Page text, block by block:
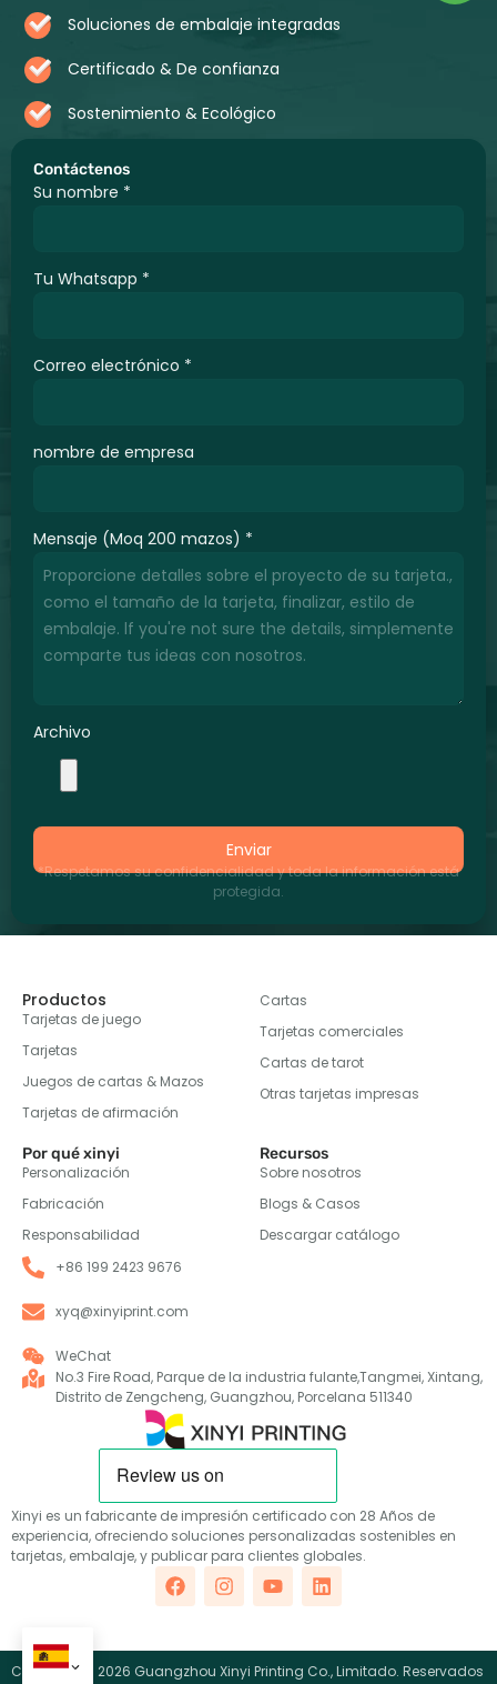
Contáctenos
Su nombre *
Tu Whatsapp *
Correo electrónico *
nombre de empresa
Mensaje (Moq 200 mazos) *
Archivo
Enviar
*Respetamos su confidencialidad y toda la información está
protegida.
Soluciones de embalaje integradas
Certificado & De confianza
Sostenimiento & Ecológico
Xinyi es un fabricante de impresión certificado con 28 Años de
experiencia, ofreciendo soluciones personalizadas sostenibles en
tarjetas, embalaje, y publicar para clientes globales.
Productos
Tarjetas de juego
Tarjetas
Juegos de cartas & Mazos
Tarjetas de afirmación
Cartas
Tarjetas comerciales
Cartas de tarot
Otras tarjetas impresas
Por qué xinyi
Personalización
Fabricación
Responsabilidad
Recursos
Sobre nosotros
Blogs & Casos
Descargar catálogo
+86 199 2423 9676
xyq@xinyiprint.com
WeChat
No.3 Fire Road, Parque de la industria fulante,Tangmei, Xintang,
Distrito de Zengcheng, Guangzhou, Porcelana 511340
Copyright © 2026 Guangzhou Xinyi Printing Co., Limitado. Reservados